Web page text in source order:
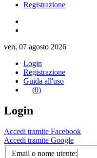
Registrazione
ven, 07 agosto 2026
Login
Registrazione
Guida all'uso
(0)
Login
Accedi tramite Facebook
Accedi tramite Google
Email o nome utente: